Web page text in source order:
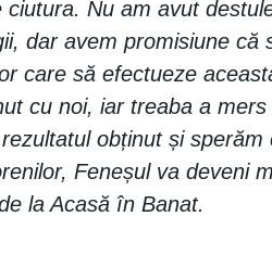
ciutura. Nu am avut
dar avem promisiune că
care să efectueze
cu noi, iar treaba a
obținut și
Feneșul va deveni
la Acasă în Banat.